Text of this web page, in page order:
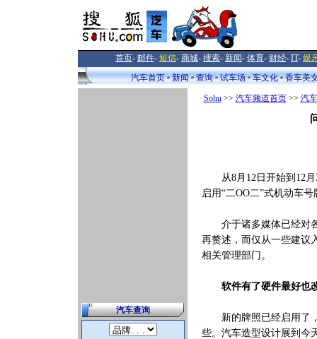
首页- 邮件- 短信- 商城- 搜索- 新闻- 体育- 财经- IT- 娱
汽车首页
新闻 查询 试车场 车文化 香车美
汽车查询
Sohu>> 汽车频道首页>> 汽
从8月12日开始到12月
启用“二OO二”式机动车
介于诸多媒体已经对各
再赘述，而仅从一些建议
相关管理部门。
软件有了硬件最好也
新的牌照已经启用了，
些。汽车造型设计展到今